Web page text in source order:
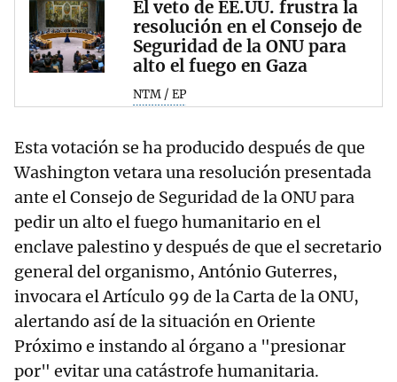
El veto de EE.UU. frustra la
resolución en el Consejo de
Seguridad de la ONU para
alto el fuego en Gaza
NTM / EP
Esta votación se ha producido después de que
Washington vetara una resolución presentada
ante el Consejo de Seguridad de la ONU para
pedir un alto el fuego humanitario en el
enclave palestino y después de que el secretario
general del organismo, António Guterres,
invocara el Artículo 99 de la Carta de la ONU,
alertando así de la situación en Oriente
Próximo e instando al órgano a "presionar
por" evitar una catástrofe humanitaria.